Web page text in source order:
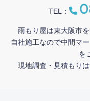
TEL：
雨もり屋は東大阪市
自社施工なので中間マ
を
現地調査・見積もり